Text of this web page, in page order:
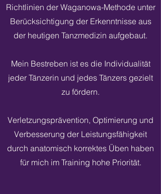
Richtlinien der Waganowa-Methode unter
Berücksichtigung der Erkenntnisse aus
der heutigen Tanzmedizin aufgebaut.
Mein Bestreben ist es die Individualität
jeder Tänzerin und jedes Tänzers gezielt
zu fördern.
Verletzungsprävention, Optimierung und
Verbesserung der Leistungsfähigkeit
durch anatomisch korrektes Üben haben
für mich im Training hohe Priorität.